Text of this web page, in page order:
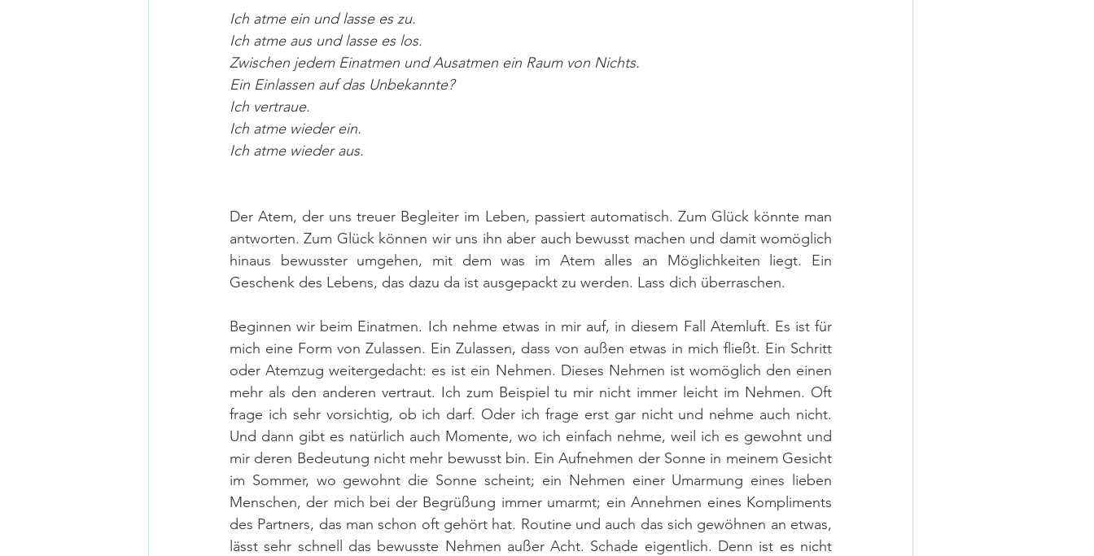
Ich atme ein und lasse es zu.
Ich atme aus und lasse es los.
Zwischen jedem Einatmen und Ausatmen ein Raum von Nichts.
Ein Einlassen auf das Unbekannte?
Ich vertraue.
Ich atme wieder ein.
Ich atme wieder aus.
Der Atem, der uns treuer Begleiter im Leben, passiert automatisch. Zum Glück könnte man
antworten. Zum Glück können wir uns ihn aber auch bewusst machen und damit womöglich
hinaus bewusster umgehen, mit dem was im Atem alles an Möglichkeiten liegt. Ein
Geschenk des Lebens, das dazu da ist ausgepackt zu werden. Lass dich überraschen.
Beginnen wir beim Einatmen. Ich nehme etwas in mir auf, in diesem Fall Atemluft. Es ist für
mich eine Form von Zulassen. Ein Zulassen, dass von außen etwas in mich fließt. Ein Schritt
oder Atemzug weitergedacht: es ist ein Nehmen. Dieses Nehmen ist womöglich den einen
mehr als den anderen vertraut. Ich zum Beispiel tu mir nicht immer leicht im Nehmen. Oft
frage ich sehr vorsichtig, ob ich darf. Oder ich frage erst gar nicht und nehme auch nicht.
Und dann gibt es natürlich auch Momente, wo ich einfach nehme, weil ich es gewohnt und
mir deren Bedeutung nicht mehr bewusst bin. Ein Aufnehmen der Sonne in meinem Gesicht
im Sommer, wo gewohnt die Sonne scheint; ein Nehmen einer Umarmung eines lieben
Menschen, der mich bei der Begrüßung immer umarmt; ein Annehmen eines Kompliments
des Partners, das man schon oft gehört hat. Routine und auch das sich gewöhnen an etwas,
lässt sehr schnell das bewusste Nehmen außer Acht. Schade eigentlich. Denn ist es nicht